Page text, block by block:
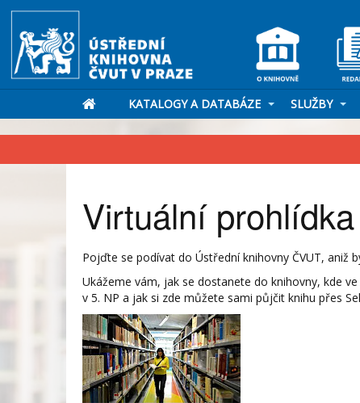
KATALOGY A DATABÁZE SLUŽBY
Virtuální prohlídka
Pojďte se podívat do Ústřední knihovny ČVUT, aniž
Ukážeme vám, jak se dostanete do knihovny, kde
v 5. NP a jak si zde můžete sami půjčit knihu přes